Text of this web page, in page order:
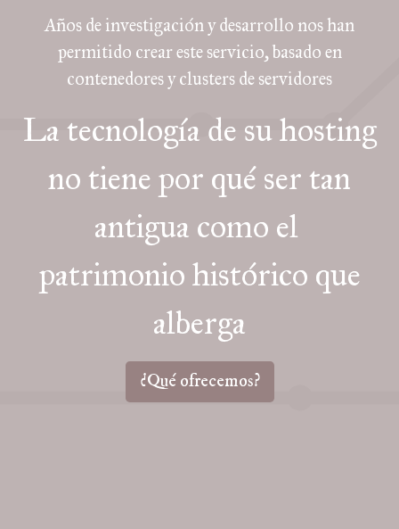
Años de investigación y desarrollo nos han
permitido crear este servicio, basado en
contenedores y clusters de servidores
La tecnología de su hosting
no tiene por qué ser tan
antigua como el
patrimonio histórico que
alberga
¿Qué ofrecemos?